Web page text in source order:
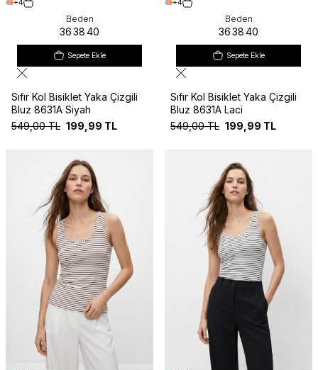
+4
Beden
363840
Sepete Ekle
Sıfır Kol Bisiklet Yaka Çizgili
Bluz 8631A Siyah
549,00TL 199,99 TL
+4
Beden
363840
Sepete Ekle
Sıfır Kol Bisiklet Yaka Çizgili
Bluz 8631A Laci
549,00TL 199,99 TL